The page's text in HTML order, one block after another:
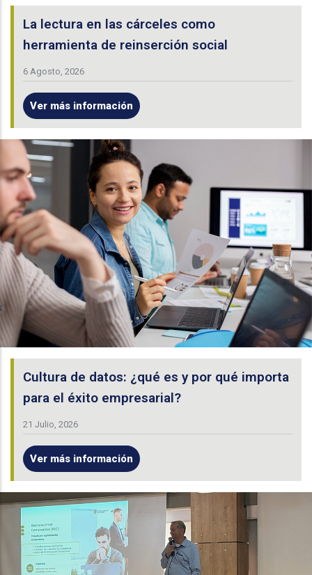
La lectura en las cárceles como
herramienta de reinserción social
6 Agosto, 2026
Ver más información
Cultura de datos: ¿qué es y por qué importa
para el éxito empresarial?
21 Julio, 2026
Ver más información